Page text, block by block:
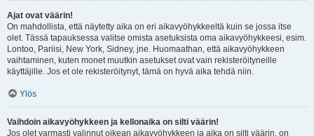
Ajat ovat väärin!
On mahdollista, että näytetty aika on eri aikavyöhykkeeltä kuin se jossa itse
olet. Tässä tapauksessa valitse omista asetuksista oma aikavyöhykkeesi, esim.
Lontoo, Pariisi, New York, Sidney, jne. Huomaathan, että aikavyöhykkeen
vaihtaminen, kuten monet muutkin asetukset ovat vain rekisteröityneille
käyttäjille. Jos et ole rekisteröitynyt, tämä on hyvä aika tehdä niin.
Ylös
Vaihdoin aikavyöhykkeen ja kellonaika on silti väärin!
Jos olet varmasti valinnut oikean aikavyöhykkeen ja aika on silti väärin, on